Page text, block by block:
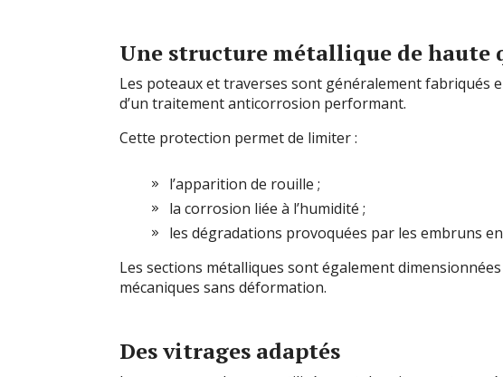
Une structure métallique de haute
Les poteaux et traverses sont généralement fabriqués
d’un traitement anticorrosion performant.
Cette protection permet de limiter :
l’apparition de rouille ;
la corrosion liée à l’humidité ;
les dégradations provoquées par les embruns
Les sections métalliques sont également
mécaniques sans déformation.
Des vitrages adaptés